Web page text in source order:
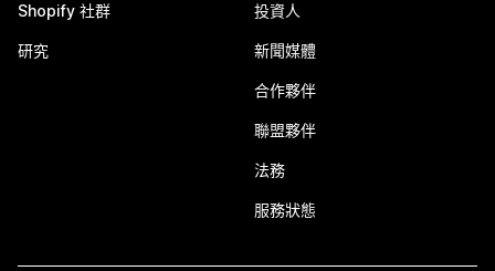
Shopify 社群
研究
投資人
新聞媒體
合作夥伴
聯盟夥伴
法務
服務狀態